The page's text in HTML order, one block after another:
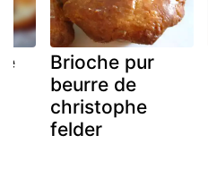
Brioche pur
beurre de
christophe
felder